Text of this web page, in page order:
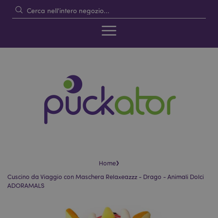
Home›
Cuscino da Viaggio con Maschera Relaxeazzz - Drago - Animali Dolci
ADORAMALS